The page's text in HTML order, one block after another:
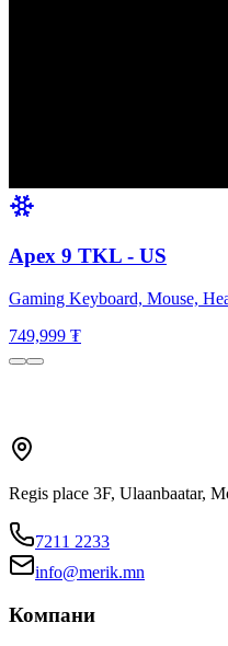
Apex 9 TKL - US
Gaming Keyboard, Mouse,
749,999 ₮
Regis place 3F, Ulaanbaatar,
7211 2233
info@merik.mn
Компани